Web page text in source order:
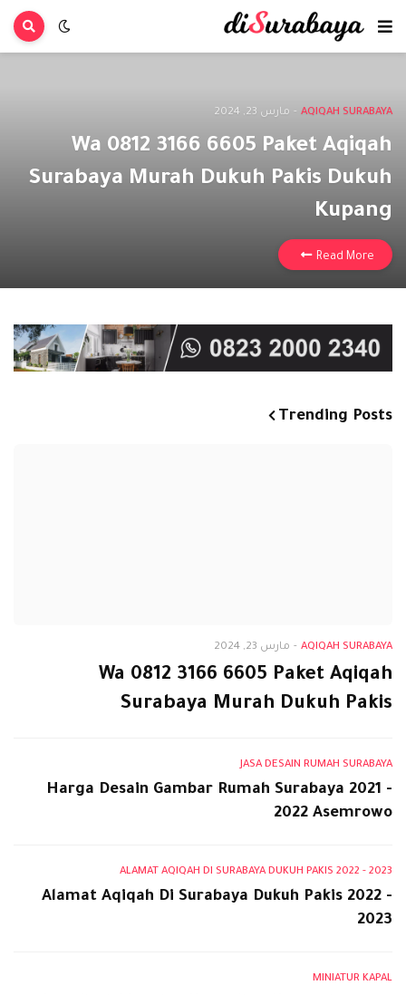
AQIQAH SURABAYA
- مارس 23, 2024
Wa 0812 3166 6605 Paket Aqiqah
Surabaya Murah Dukuh Pakis Dukuh
Kupang
Read More
Trending Posts
AQIQAH SURABAYA
- مارس 23, 2024
Wa 0812 3166 6605 Paket Aqiqah
Surabaya Murah Dukuh Pakis
JASA DESAIN RUMAH SURABAYA
Harga Desain Gambar Rumah Surabaya 2021 -
2022 Asemrowo
ALAMAT AQIQAH DI SURABAYA DUKUH PAKIS 2022 - 2023
Alamat Aqiqah Di Surabaya Dukuh Pakis 2022 -
2023
MINIATUR KAPAL